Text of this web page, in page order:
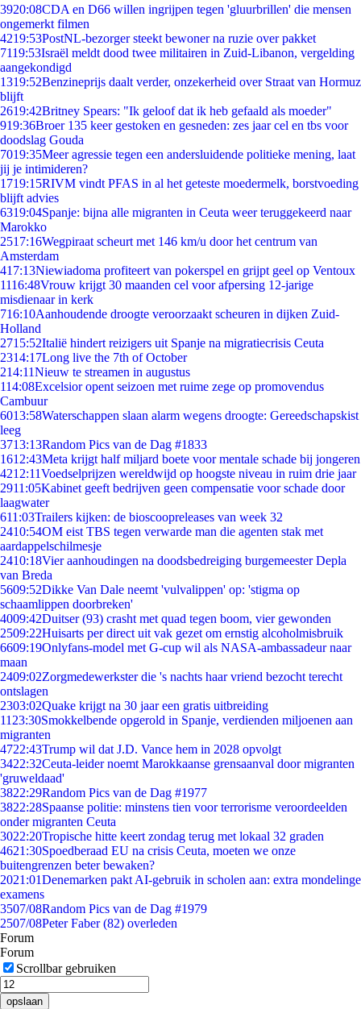
3920:08CDA en D66 willen ingrijpen tegen 'gluurbrillen' die mensen
ongemerkt filmen
4219:53PostNL-bezorger steekt bewoner na ruzie over pakket
7119:53Israël meldt dood twee militairen in Zuid-Libanon, vergelding
aangekondigd
1319:52Benzineprijs daalt verder, onzekerheid over Straat van Hormuz
blijft
2619:42Britney Spears: "Ik geloof dat ik heb gefaald als moeder"
919:36Broer 135 keer gestoken en gesneden: zes jaar cel en tbs voor
doodslag Gouda
7019:35Meer agressie tegen een andersluidende politieke mening, laat
jij je intimideren?
1719:15RIVM vindt PFAS in al het geteste moedermelk, borstvoeding
blijft advies
6319:04Spanje: bijna alle migranten in Ceuta weer teruggekeerd naar
Marokko
2517:16Wegpiraat scheurt met 146 km/u door het centrum van
Amsterdam
417:13Niewiadoma profiteert van pokerspel en grijpt geel op Ventoux
1116:48Vrouw krijgt 30 maanden cel voor afpersing 12-jarige
misdienaar in kerk
716:10Aanhoudende droogte veroorzaakt scheuren in dijken Zuid-
Holland
2715:52Italië hindert reizigers uit Spanje na migratiecrisis Ceuta
2314:17Long live the 7th of October
214:11Nieuw te streamen in augustus
114:08Excelsior opent seizoen met ruime zege op promovendus
Cambuur
6013:58Waterschappen slaan alarm wegens droogte: Gereedschapskist
leeg
3713:13Random Pics van de Dag #1833
1612:43Meta krijgt half miljard boete voor mentale schade bij jongeren
4212:11Voedselprijzen wereldwijd op hoogste niveau in ruim drie jaar
2911:05Kabinet geeft bedrijven geen compensatie voor schade door
laagwater
611:03Trailers kijken: de bioscoopreleases van week 32
2410:54OM eist TBS tegen verwarde man die agenten stak met
aardappelschilmesje
2410:18Vier aanhoudingen na doodsbedreiging burgemeester Depla
van Breda
5609:52Dikke Van Dale neemt 'vulvalippen' op: 'stigma op
schaamlippen doorbreken'
4009:42Duitser (93) crasht met quad tegen boom, vier gewonden
2509:22Huisarts per direct uit vak gezet om ernstig alcoholmisbruik
6609:19Onlyfans-model met G-cup wil als NASA-ambassadeur naar
maan
2409:02Zorgmedewerkster die 's nachts haar vriend bezocht terecht
ontslagen
2303:02Quake krijgt na 30 jaar een gratis uitbreiding
11 23:30Smokkelbende opgerold in Spanje, verdienden miljoenen aan
migranten
4722:43Trump wil dat J.D. Vance hem in 2028 opvolgt
3422:32Ceuta-leider noemt Marokkaanse grensaanval door migranten
'gruweldaad'
3822:29Random Pics van de Dag #1977
3822:28Spaanse politie: minstens tien voor terrorisme veroordeelden
onder migranten Ceuta
3022:20Tropische hitte keert zondag terug met lokaal 32 graden
4621:30Spoedberaad EU na crisis Ceuta, moeten we onze
buitengrenzen beter bewaken?
2021:01Denemarken pakt AI-gebruik in scholen aan: extra mondelinge
examens
3507/08Random Pics van de Dag #1979
2507/08Peter Faber (82) overleden
Forum
Forum
Scrollbar gebruiken
opslaan